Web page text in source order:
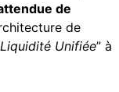
de
de
Liquidité Unifiée” à